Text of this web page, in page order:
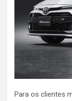
Para os clientes